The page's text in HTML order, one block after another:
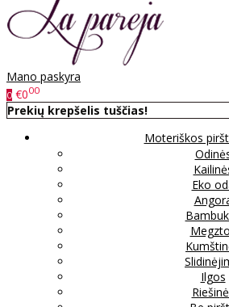
Mano paskyra
0 €000
Prekių krepšelis tuščias!
Moteriškos
Eko
Ilgos